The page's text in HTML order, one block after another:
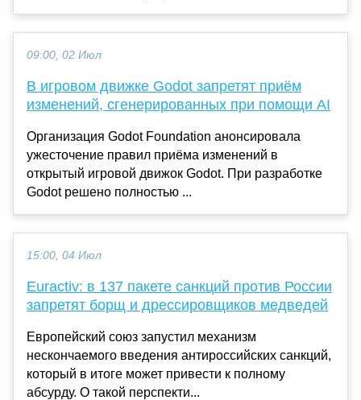
09:00, 02 Июл
В игровом движке Godot запретят приём
изменений, сгенерированных при помощи AI
Организация Godot Foundation анонсировала
ужесточение правил приёма изменений в
открытый игровой движок Godot. При разработке
Godot решено полностью ...
15:00, 04 Июл
Euractiv: в 137 пакете санкций против России
запретят борщ и дрессировщиков медведей
Европейский союз запустил механизм
нескончаемого введения антироссийских санкций,
который в итоге может привести к полному
абсурду. О такой перспекти...